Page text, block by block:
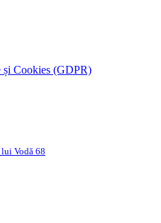
și Cookies (GDPR)
Vodă 68